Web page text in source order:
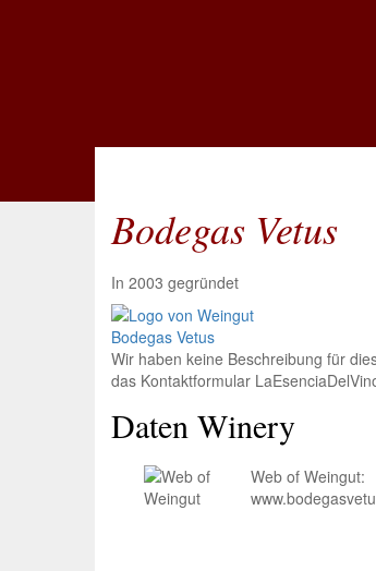
Bodegas Vetus
In 2003 gegründet
Wir haben keine Beschreibung für
das Kontaktformular
Daten Winery
Web of Weingut: